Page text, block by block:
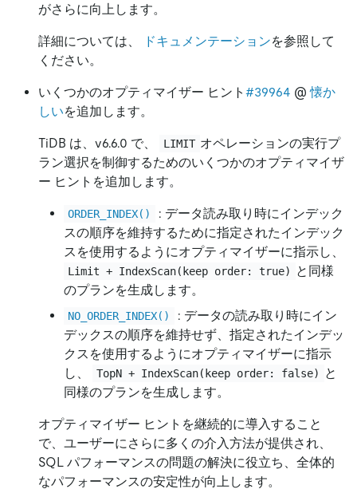
がさらに向上します。
詳細については、 ドキュメンテーションを参照して
ください。
いくつかのオプティマイザー ヒント #39964 @懐か
しいを追加します。
TiDB は、v6.6.0 で、 LIMIT オペレーションの実行プ
ラン選択を制御するためのいくつかのオプティマイザ
ー ヒントを追加します。
ORDER_INDEX()
: データ読み取り時にインデック
スの順序を維持するために指定されたインデック
スを使用するようにオプティマイザーに指示し、
Limit + IndexScan(keep order: true)
と同様
のプランを生成します。
NO_ORDER_INDEX()
: データの読み取り時にイン
デックスの順序を維持せず、指定されたインデッ
クスを使用するようにオプティマイザーに指示
し、
TopN + IndexScan(keep order: false)
と
同様のプランを生成します。
オプティマイザー ヒントを継続的に導入すること
で、ユーザーにさらに多くの介入方法が提供され、
SQL パフォーマンスの問題の解決に役立ち、全体的
なパフォーマンスの安定性が向上します。